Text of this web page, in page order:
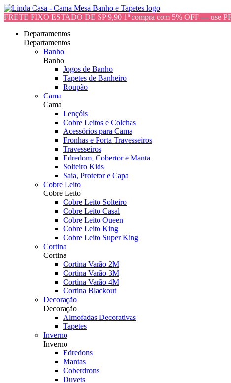
FRETE FIXO ESTADO DE SP 9,90 1ª compra com 5% OFF — use
Departamentos
Departamentos
Banho
Banho
Jogos de Banho
Tapetes de Banheiro
Roupão
Cama
Cama
Lençóis
Cobre Leitos e Colchas
Acessórios para Cama
Fronhas e Porta Travesseiros
Travesseiros
Edredom, Cobertor e Manta
Solteiro Kids
Saia, Protetor e Capa
Cobre Leito
Cobre Leito
Cobre Leito Solteiro
Cobre Leito Casal
Cobre Leito Queen
Cobre Leito King
Cobre Leito Super King
Cortina
Cortina
Cortina Varão 2M
Cortina Varão 3M
Cortina Varão 4M
Cortina Blackout
Decoração
Decoração
Almofadas Decorativas
Tapetes
Inverno
Inverno
Edredons
Mantas
Coberdrons
Duvets